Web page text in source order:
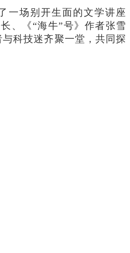
一场别开生面的文学讲座
、《“海牛”号》作者张雪
科技迷齐聚一堂，共同探